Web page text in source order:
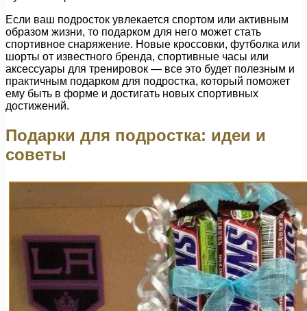
Если ваш подросток увлекается спортом или активным
образом жизни, то подарком для него может стать
спортивное снаряжение. Новые кроссовки, футболка или
шорты от известного бренда, спортивные часы или
аксессуары для тренировок — все это будет полезным и
практичным подарком для подростка, который поможет
ему быть в форме и достигать новых спортивных
достижений.
Подарки для подростка: идеи и
советы